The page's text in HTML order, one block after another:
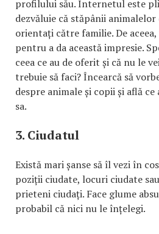
profilului său. Internetul este
dezvăluie că stăpânii
orientați către familie. De
pentru a da această impresie.
ceea ce au de oferit și că nu le
trebuie să faci? Încearcă să
despre animale și copii și află
sa.
3. Ciudatul
Există mari șanse să îl vezi în
poziții ciudate, locuri ciudate
prieteni ciudați. Face glume
probabil că nici nu le înțelegi.